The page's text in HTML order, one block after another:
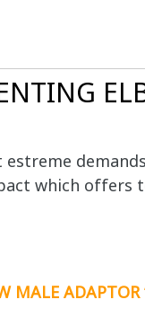
which offers
MALE ADAPTOR